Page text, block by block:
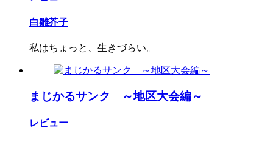
白雛芥子
私はちょっと、生きづらい。
まじかるサンク ～地区大会編～
レビュー